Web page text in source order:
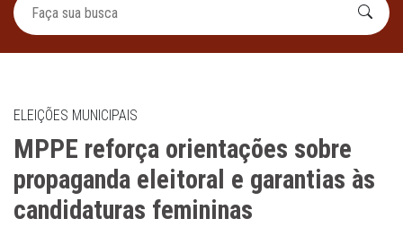
ELEIÇÕES MUNICIPAIS
MPPE reforça orientações sobre
propaganda eleitoral e garantias às
candidaturas femininas